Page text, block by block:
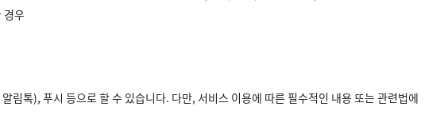
경우
톡), 푸시 등으로 할 수 있습니다. 다만, 서비스 이용에 따른 필수적인 내용 또는 관련법에